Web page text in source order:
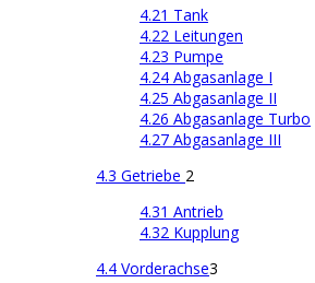
4.21 Tank
4.22 Leitungen
4.23 Pumpe
4.24 Abgasanlage I
4.25 Abgasanlage II
4.26 Abgasanlage Turbo
4.27 Abgasanlage III
4.3 Getriebe 2
4.31 Antrieb
4.32 Kupplung
4.4 Vorderachse3